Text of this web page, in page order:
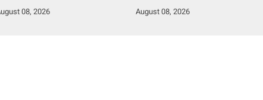
Maksimal
08, 2026
Turunkan 1.848 Personel
August 08, 2026